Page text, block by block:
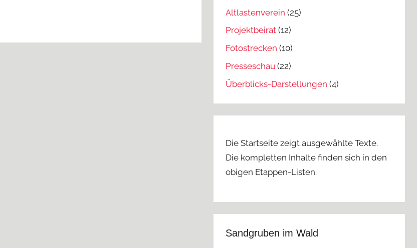
Altlastenverein (25)
Projektbeirat (12)
Fotostrecken (10)
Presseschau (22)
Überblicks-Darstellungen (4)
Die Startseite zeigt ausgewählte Texte.
Die kompletten Inhalte finden sich in den
obigen Etappen-Listen.
Sandgruben im Wald